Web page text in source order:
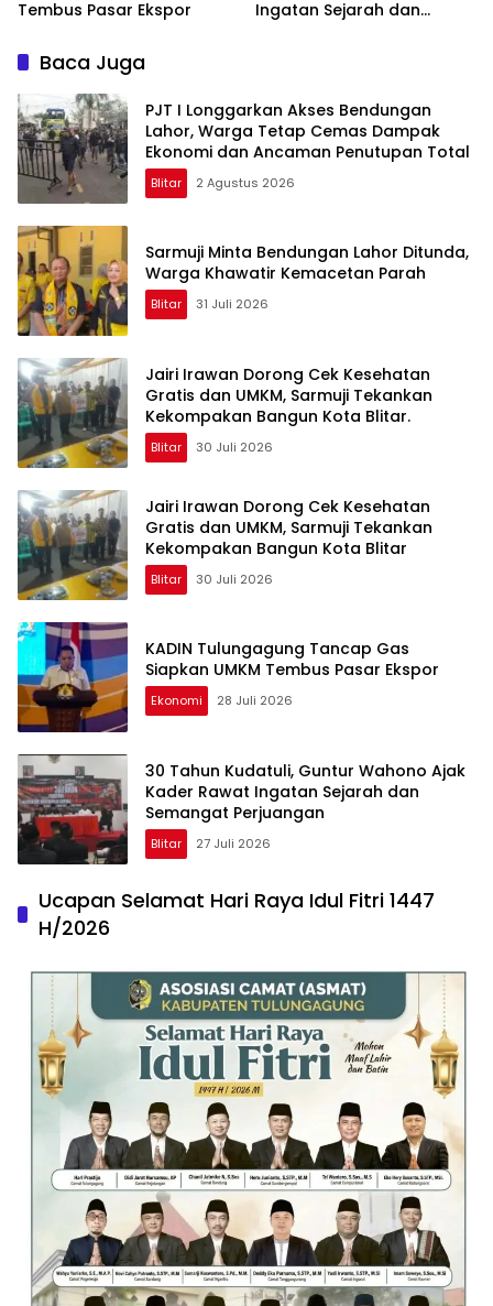
Tembus Pasar Ekspor
Ingatan Sejarah dan
Baca Juga
PJT I Longgarkan Akses Bendungan
Lahor, Warga Tetap Cemas Dampak
Ekonomi dan Ancaman Penutupan Total
Blitar 2 Agustus 2026
Sarmuji Minta Bendungan Lahor Ditunda,
Warga Khawatir Kemacetan Parah
Blitar 31 Juli 2026
Jairi Irawan Dorong Cek Kesehatan
Gratis dan UMKM, Sarmuji Tekankan
Kekompakan Bangun Kota Blitar.
Blitar 30 Juli 2026
Jairi Irawan Dorong Cek Kesehatan
Gratis dan UMKM, Sarmuji Tekankan
Kekompakan Bangun Kota Blitar
Blitar 30 Juli 2026
KADIN Tulungagung Tancap Gas
Siapkan UMKM Tembus Pasar Ekspor
Ekonomi 28 Juli 2026
30 Tahun Kudatuli, Guntur Wahono Ajak
Kader Rawat Ingatan Sejarah dan
Semangat Perjuangan
Blitar 27 Juli 2026
Ucapan Selamat Hari Raya Idul Fitri 1447
H/2026